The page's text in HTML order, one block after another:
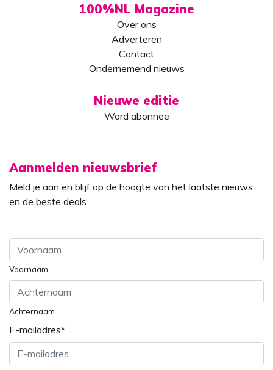
100%NL Magazine
Over ons
Adverteren
Contact
Ondernemend nieuws
Nieuwe editie
Word abonnee
Aanmelden nieuwsbrief
Meld je aan en blijf op de hoogte van het laatste nieuws
en de beste deals.
Voornaam
Achternaam
E-mailadres*